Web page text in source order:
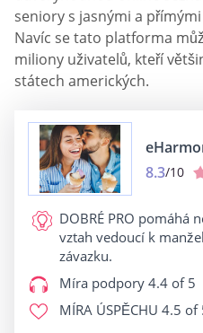
seniory s jasnými a
Navíc se tato platforma
miliony uživatelů, kteří
státech amerických.
8.3/10
DOBRÉ PRO pomáhá
vztah vedoucí k
závazku.
Míra podpory 4.4 of 5
MÍRA ÚSPĚCHU 4.5 of